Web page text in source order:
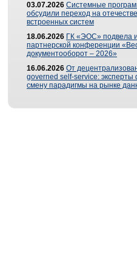
03.07.2026 Системные
обсудили переход на
встроенных систем
18.06.2026 ГК «ЭОС» подвела
партнерской конференции
документооборот – 2026»
16.06.2026 От
governed self-service: эксперты
смену парадигмы на рынке